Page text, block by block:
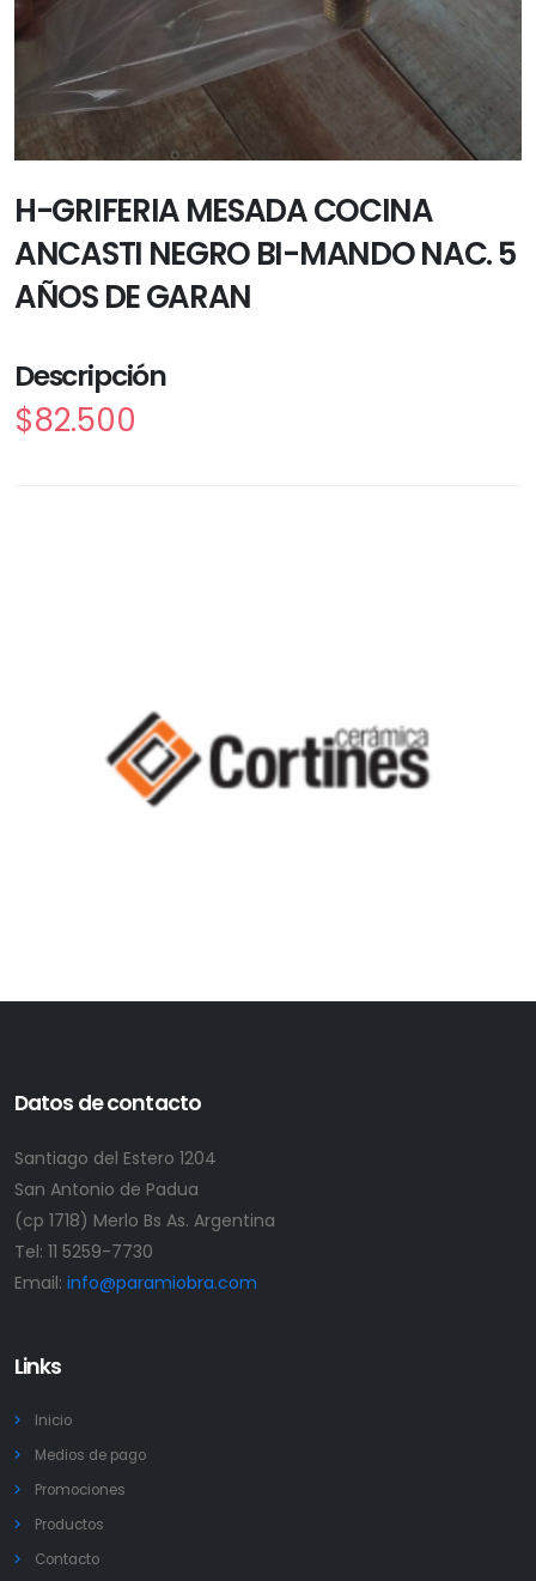
H-GRIFERIA MESADA COCINA
ANCASTI NEGRO BI-MANDO NAC. 5
AÑOS DE GARAN
Descripción
$82.500
Datos de contacto
Santiago del Estero 1204
San Antonio de Padua
(cp 1718) Merlo Bs As. Argentina
Tel: 11 5259-7730
Email: info@paramiobra.com
Links
Inicio
Medios de pago
Promociones
Productos
Contacto